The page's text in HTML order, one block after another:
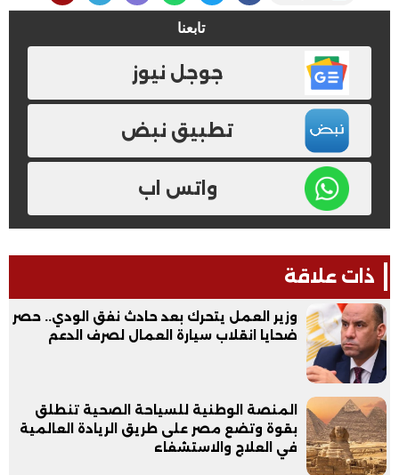
تابعنا
جوجل نيوز
تطبيق نبض
واتس اب
ذات علاقة
وزير العمل يتحرك بعد حادث نفق الودي.. حصر
ضحايا انقلاب سيارة العمال لصرف الدعم
المنصة الوطنية للسياحة الصحية تنطلق
بقوة وتضع مصر على طريق الريادة العالمية
في العلاج والاستشفاء